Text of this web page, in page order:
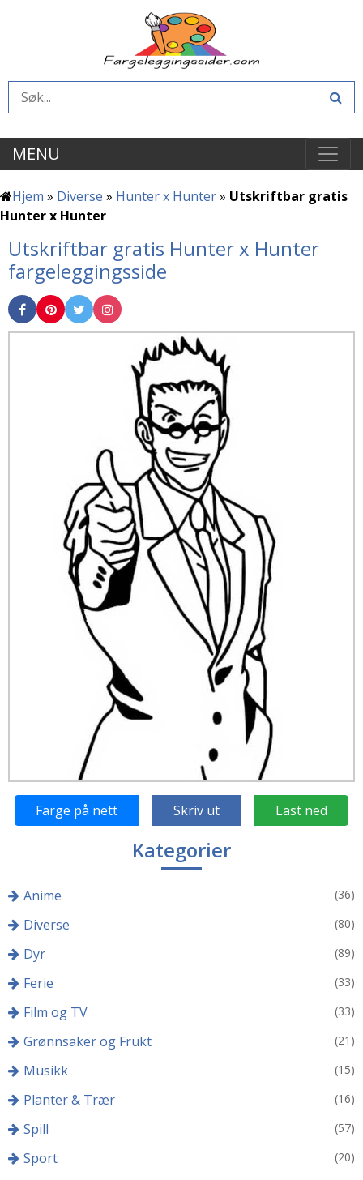
MENU
Hjem » Diverse » Hunter x Hunter» Utskriftbar gratis
Hunter x Hunter
Utskriftbar gratis Hunter x Hunter
fargeleggingsside
Farge på nett Skriv ut Last ned
Kategorier
Anime (36)
Diverse (80)
Dyr (89)
Ferie (33)
Film og TV (33)
Grønnsaker og Frukt (21)
Musikk (15)
Planter & Trær (16)
Spill (57)
Sport (20)